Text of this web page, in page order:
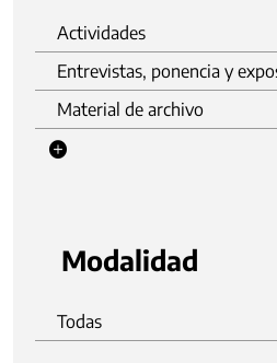
Actividades
Material de archivo
Modalidad
Todas